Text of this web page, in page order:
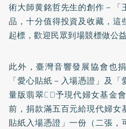
術大師黄銘哲先生的創作－「
品，十分值得投資及收藏，這
起標，歡迎民眾到場競標做公益
此外，臺灣音響發展協會也
「愛心貼紙－入場憑證」及
量版翡翠CD予現代婦女基金
前，捐款滿五百元給現代婦女
貼紙入場憑證」一份（二張，